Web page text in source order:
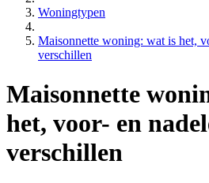
Woningtypen
Maisonnette woning: wat is het,
verschillen
Maisonnette
het, voor- en
verschillen